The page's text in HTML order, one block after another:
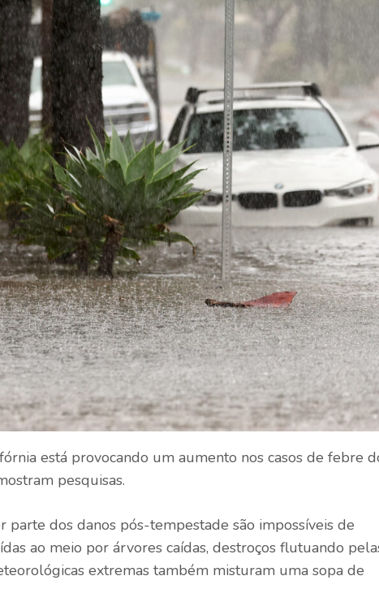
está provocando um aumento nos casos de febre
pesquisas.
parte dos danos pós-tempestade são impossíveis de
ao meio por árvores caídas, destroços flutuando
extremas também misturam uma sopa de